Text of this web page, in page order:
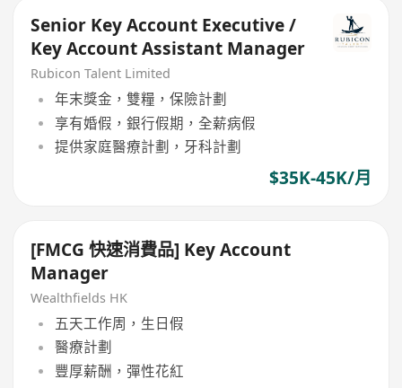
Senior Key Account Executive /
Key Account Assistant Manager
Rubicon Talent Limited
年末獎金，雙糧，保險計劃
享有婚假，銀行假期，全薪病假
提供家庭醫療計劃，牙科計劃
$35K-45K/月
[FMCG 快速消費品] Key Account
Manager
Wealthfields HK
五天工作周，生日假
醫療計劃
豐厚薪酬，彈性花紅